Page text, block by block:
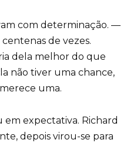
com determinação. —
de vezes.
dela melhor do que
não tiver uma chance,
uma.
expectativa. Richard
depois virou-se para